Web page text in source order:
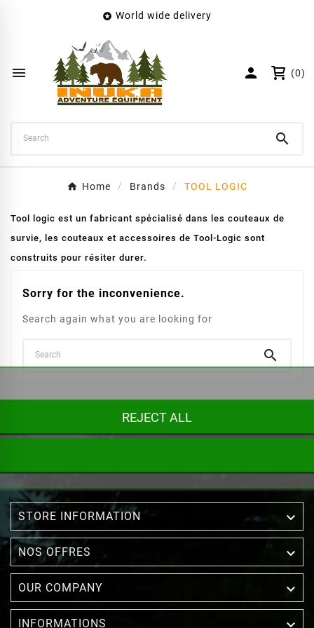
 World wide delivery
  (0)

Home Brands TOOL LOGIC
Tool logic est un fabricant spécialisé dans les couteaux de
survie, les couteaux et accessoires de Tool-Logic sont
construits pour résiter durer.
Sorry for the inconvenience.
Search again what you are looking for

STORE INFORMATION 
NOS OFFRES 
OUR COMPANY 
INFORMATIONS
Wishlist name
REJECT ALL